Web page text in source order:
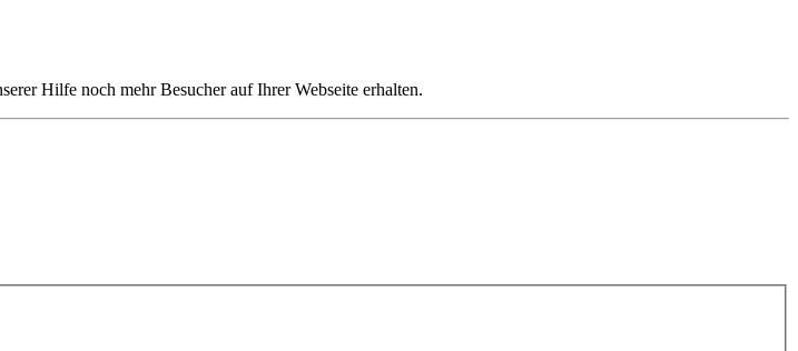
Hilfe noch mehr Besucher auf Ihrer Webseite erhalten.